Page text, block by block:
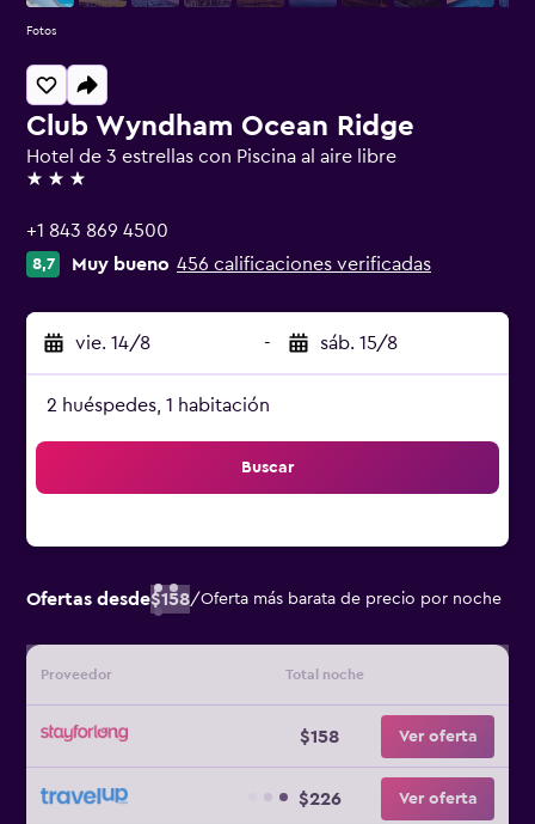
Club Wyndham Ocean Ridge
Hotel de 3 estrellas con Piscina al aire libre
3 estrellas
+1 843 869 4500
8,7 Muy bueno 456 calificaciones verificadas
vie. 14/8 - sáb. 15/8
2 huéspedes, 1 habitación
Buscar
Ofertas desde$158/Oferta más barata de precio por noche
Proveedor Total noche
$158 Ver oferta
$226 Ver oferta
Fotos